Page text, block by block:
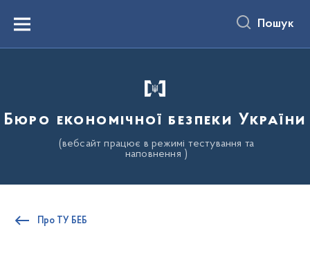
вмістуMenu Пошук
Бюро економічної безпеки України
(вебсайт працює в режимі тестування та
наповнення )
Про ТУ БЕБ